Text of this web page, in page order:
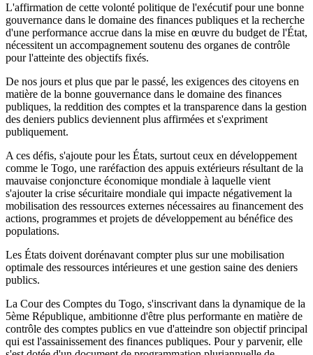
L'affirmation de cette volonté politique de l'exécutif pour une bonne
gouvernance dans le domaine des finances publiques et la recherche
d'une performance accrue dans la mise en œuvre du budget de l'État,
nécessitent un accompagnement soutenu des organes de contrôle
pour l'atteinte des objectifs fixés.
De nos jours et plus que par le passé, les exigences des citoyens en
matière de la bonne gouvernance dans le domaine des finances
publiques, la reddition des comptes et la transparence dans la gestion
des deniers publics deviennent plus affirmées et s'expriment
publiquement.
A ces défis, s'ajoute pour les États, surtout ceux en développement
comme le Togo, une raréfaction des appuis extérieurs résultant de la
mauvaise conjoncture économique mondiale à laquelle vient
s'ajouter la crise sécuritaire mondiale qui impacte négativement la
mobilisation des ressources externes nécessaires au financement des
actions, programmes et projets de développement au bénéfice des
populations.
Les États doivent dorénavant compter plus sur une mobilisation
optimale des ressources intérieures et une gestion saine des deniers
publics.
La Cour des Comptes du Togo, s'inscrivant dans la dynamique de la
5ème République, ambitionne d'être plus performante en matière de
contrôle des comptes publics en vue d'atteindre son objectif principal
qui est l'assainissement des finances publiques. Pour y parvenir, elle